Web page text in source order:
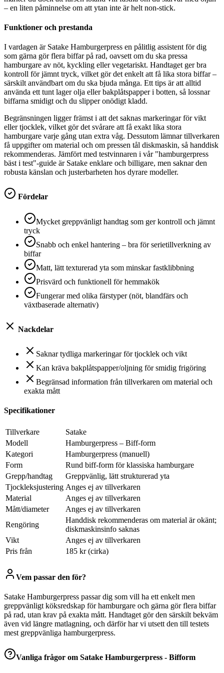
– en liten påminnelse om att ytan inte är helt non-stick.
Funktioner och prestanda
I vardagen är Satake Hamburgerpress en pålitlig assistent för dig
som gärna gör flera biffar på rad, oavsett om du ska pressa
hamburgare av nöt, kyckling eller vegetariskt. Handtaget ger bra
kontroll för jämnt tryck, vilket gör det enkelt att få lika stora biffar –
särskilt användbart om du ska bjuda många. Ett tips är att alltid
använda ett tunt lager olja eller bakplåtspapper i botten, så lossnar
biffarna smidigt och du slipper onödigt kladd.
Begränsningen ligger främst i att det saknas markeringar för vikt
eller tjocklek, vilket gör det svårare att få exakt lika stora
hamburgare varje gång utan extra våg. Dessutom lämnar tillverkaren
få uppgifter om material och om pressen tål diskmaskin, så handdisk
rekommenderas. Jämfört med testvinnaren i vår "hamburgerpress
bäst i test"-guide är Satake enklare och billigare, men saknar den
robusta känslan och justerbarheten hos dyrare modeller.
Fördelar
Mycket greppvänligt handtag som ger kontroll och jämnt
tryck
Snabb och enkel hantering – bra för serietillverkning av
biffar
Matt, lätt texturerad yta som minskar fastklibbning
Prisvärd och funktionell för hemmakök
Fungerar med olika färstyper (nöt, blandfärs och
växtbaserade alternativ)
Nackdelar
Saknar tydliga markeringar för tjocklek och vikt
Kan kräva bakplåtspapper/oljning för smidig frigöring
Begränsad information från tillverkaren om material och
exakta mått
Specifikationer
Tillverkare
Satake
Modell
Hamburgerpress – Biff-form
Kategori
Hamburgerpress (manuell)
Form
Rund biff-form för klassiska hamburgare
Grepp/handtag
Greppvänlig, lätt strukturerad yta
Tjockleksjustering Anges ej av tillverkaren
Material
Anges ej av tillverkaren
Mått/diameter
Anges ej av tillverkaren
Rengöring
Handdisk rekommenderas om material är okänt;
diskmaskinsinfo saknas
Vikt
Anges ej av tillverkaren
Pris från
185 kr (cirka)
Vem passar den för?
Satake Hamburgerpress passar dig som vill ha ett enkelt men
greppvänligt köksredskap för hamburgare och gärna gör flera biffar
på rad, utan krav på exakta mått. Handtaget gör den särskilt bekväm
även vid längre matlagning, och därför har vi utsett den till testets
mest greppvänliga hamburgerpress.
Vanliga frågor om Satake Hamburgerpress - Bifform